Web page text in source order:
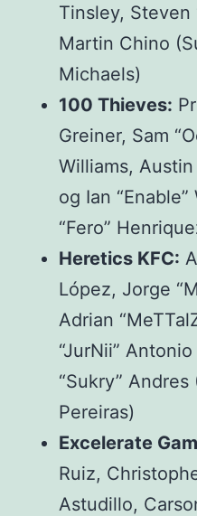
Tinsley, Steven
Martin Chino
Michaels)
100 Thieves:
Greiner, Sam
Williams, Austin
og Ian
“Fero”
Heretics KFC:
López, Jorge
Adrian
“JurNii”
“Sukry” Andres
Pereiras)
Excelerate
Ruiz,
Astudillo,